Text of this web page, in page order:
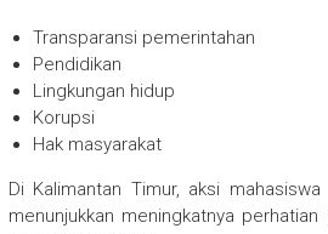
Transparansi pemerintahan
Pendidikan
Lingkungan hidup
Korupsi
Hak masyarakat
Di Kalimantan Timur, aksi
menunjukkan meningkatnya